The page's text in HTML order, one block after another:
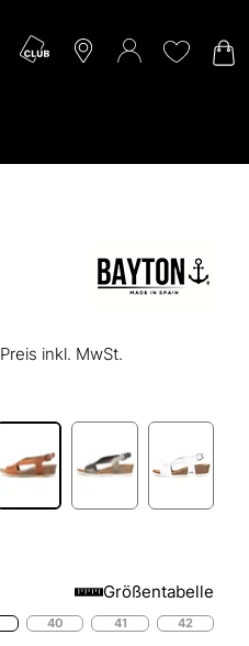
Preis inkl. MwSt.
Größentabelle
40 41 42